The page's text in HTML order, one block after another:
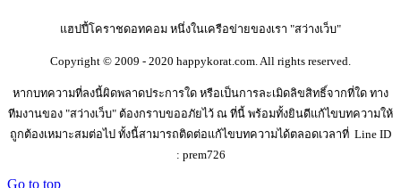
แฮปปี้โคราชดอทคอม หนึ่งในเครือข่ายของเรา "สว่างเว็บ"
Copyright © 2009 - 2020 happykorat.com. All rights reserved.
หากบทความที่ลงนี้ผิดพลาดประการใด หรือเป็นการละเมิดลิขสิทธิ์จากที่ใด ทาง
ทีมงานของ "สว่างเว็บ" ต้องกราบขออภัยไว้ ณ ที่นี้ พร้อมทั้งยินดีแก้ไขบทความให้
ถูกต้องเหมาะสมต่อไป ทั้งนี้สามารถติดต่อแก้ไขบทความได้ตลอดเวลาที่ Line ID
: prem726
Go to top